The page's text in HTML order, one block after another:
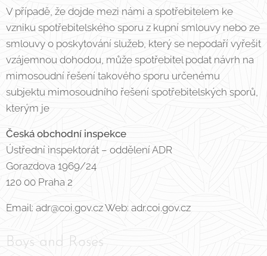
V případě, že dojde mezi námi a spotřebitelem ke
vzniku spotřebitelského sporu z kupní smlouvy nebo ze
smlouvy o poskytování služeb, který se nepodaří vyřešit
vzájemnou dohodou, může spotřebitel podat návrh na
mimosoudní řešení takového sporu určenému
subjektu mimosoudního řešení spotřebitelských sporů,
kterým je
Česká obchodní inspekce
Ústřední inspektorát – oddělení ADR
Gorazdova 1969/24
120 00 Praha 2
Email: adr@coi.gov.cz Web: adr.coi.gov.cz
Boys and Roses